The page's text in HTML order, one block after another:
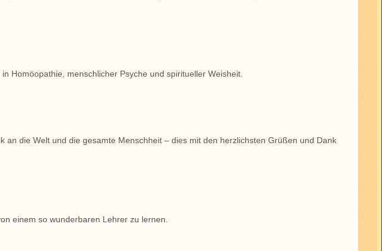
Homöopathie, menschlicher Psyche und spiritueller Weisheit.
an die Welt und die gesamte Menschheit – dies mit den herzlichsten Grüßen und Dank
einem so wunderbaren Lehrer zu lernen.